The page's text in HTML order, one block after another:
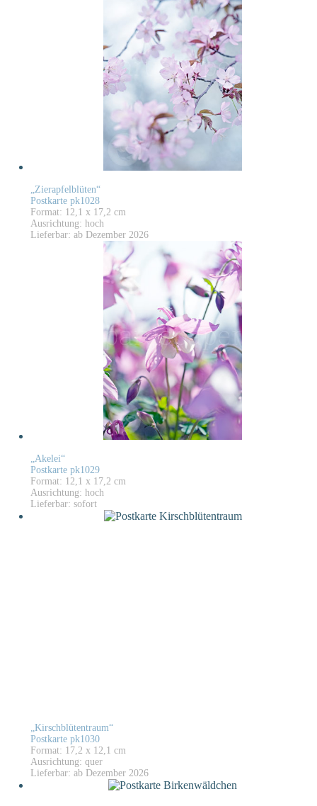
„Zierapfelblüten“
Postkarte pk1028
Format: 12,1 x 17,2 cm
Ausrichtung: hoch
Lieferbar: ab Dezember 2026
„Akelei“
Postkarte pk1029
Format: 12,1 x 17,2 cm
Ausrichtung: hoch
Lieferbar: sofort
„Kirschblütentraum“
Postkarte pk1030
Format: 17,2 x 12,1 cm
Ausrichtung: quer
Lieferbar: ab Dezember 2026